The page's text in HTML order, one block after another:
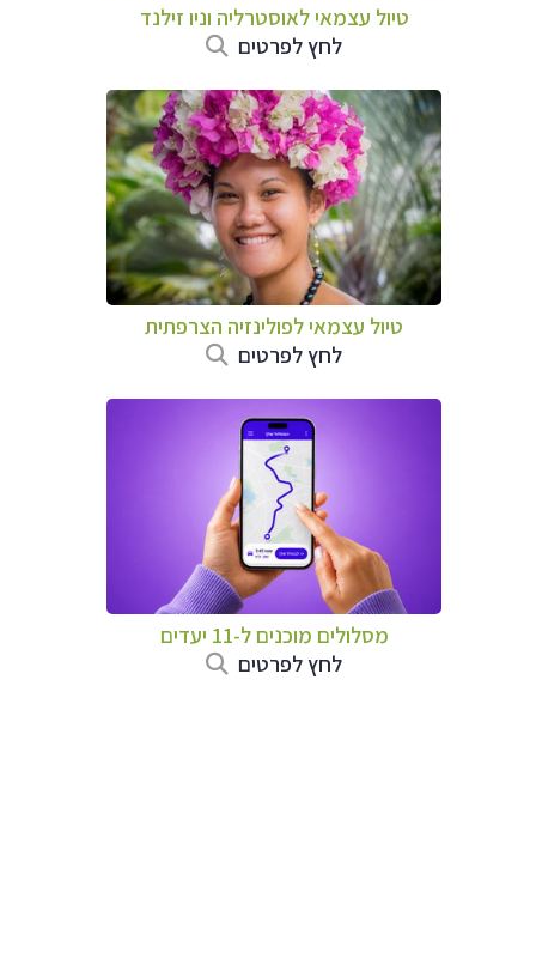
טיול עצמאי לאוסטרליה וניו זילנד
לחץ לפרטים
טיול עצמאי לפולינזיה הצרפתית
לחץ לפרטים
מסלולים מוכנים ל-11 יעדים
לחץ לפרטים